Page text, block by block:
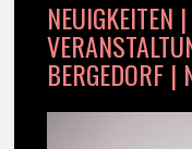
NEUIGKEITEN
BERGEDORF